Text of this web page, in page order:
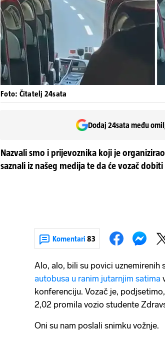
Foto: Čitatelj 24sata
Dodaj 24sata među
Nazvali smo i prijevoznika koji je
saznali iz našeg medija te da će vozač
Komentari 83
Alo, alo, bili su povici uznemirenih
autobusa u ranim jutarnjim satima
konferenciju. Vozač je,
2,02 promila vozio studente
Oni su nam poslali snimku vožnje.